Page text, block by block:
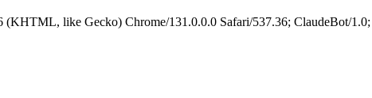
like Gecko) Chrome/131.0.0.0 Safari/537.36; ClaudeBot/